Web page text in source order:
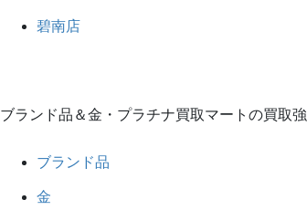
碧南店
ブランド品＆金・プラチナ買取マートの買取
ブランド品
金